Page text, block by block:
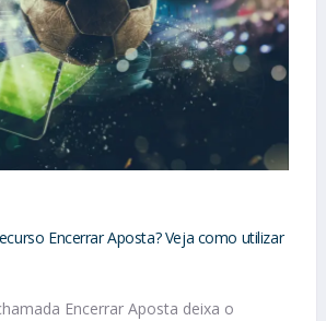
Encerrar Aposta? Veja como utilizar
Encerrar Aposta deixa o